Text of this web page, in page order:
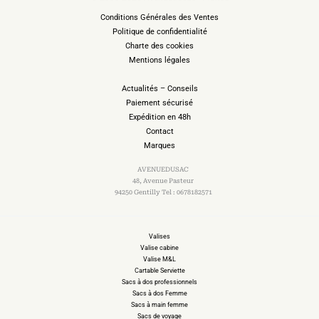
Conditions Générales des Ventes
Politique de confidentialité
Charte des cookies
Mentions légales
Actualités – Conseils
Paiement sécurisé
Expédition en 48h
Contact
Marques
AVENUEDUSAC
48, Avenue Pasteur
94250 Gentilly Tel : 0678182571
Valises
Valise cabine
Valise M&L
Cartable Serviette
Sacs à dos professionnels
Sacs à dos Femme
Sacs à main femme
Sacs de voyage